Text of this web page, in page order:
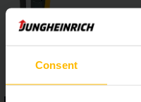
Consent